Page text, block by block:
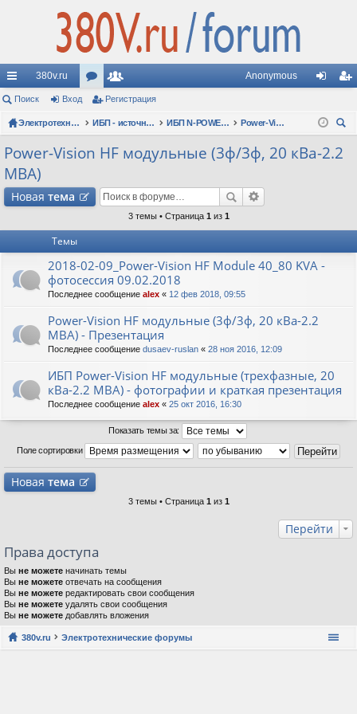
с
ы
лк
и
380v.ru
ор
ум
ол
ьз
ов
ел
Anonymous
д ис
тр
Поиск Вход Регистрация
Электротехнические форумы ИБП - источники бесперебойного питания ИБП N-POWER: новые модели (презентации, фотосессии, обзоры)
Power-Vision HF модульные (3ф/3ф, 20 кВа-2.2 МВА)
ск
Power-Vision HF модульные (3ф/3ф, 20 кВа-2.2
МВА)
Новая тема
3 темы • Страница 1 из 1
Темы
2018-02-09_Power-Vision HF Module 40_80 KVA -
фотосессия 09.02.2018
Последнее сообщение alex « 12 фев 2018, 09:55
Power-Vision HF модульные (3ф/3ф, 20 кВа-2.2
МВА) - Презентация
Последнее сообщение dusaev-ruslan « 28 ноя 2016, 12:09
ИБП Power-Vision HF модульные (трехфазные, 20
кВа-2.2 МВА) - фотографии и краткая презентация
Последнее сообщение alex « 25 окт 2016, 16:30
Показать темы за:
Поле сортировки
Новая тема
3 темы • Страница 1 из 1
Перейти
Права доступа
Вы не можете начинать темы
Вы не можете отвечать на сообщения
Вы не можете редактировать свои сообщения
Вы не можете удалять свои сообщения
Вы не можете добавлять вложения
380v.ru Электротехнические форумы